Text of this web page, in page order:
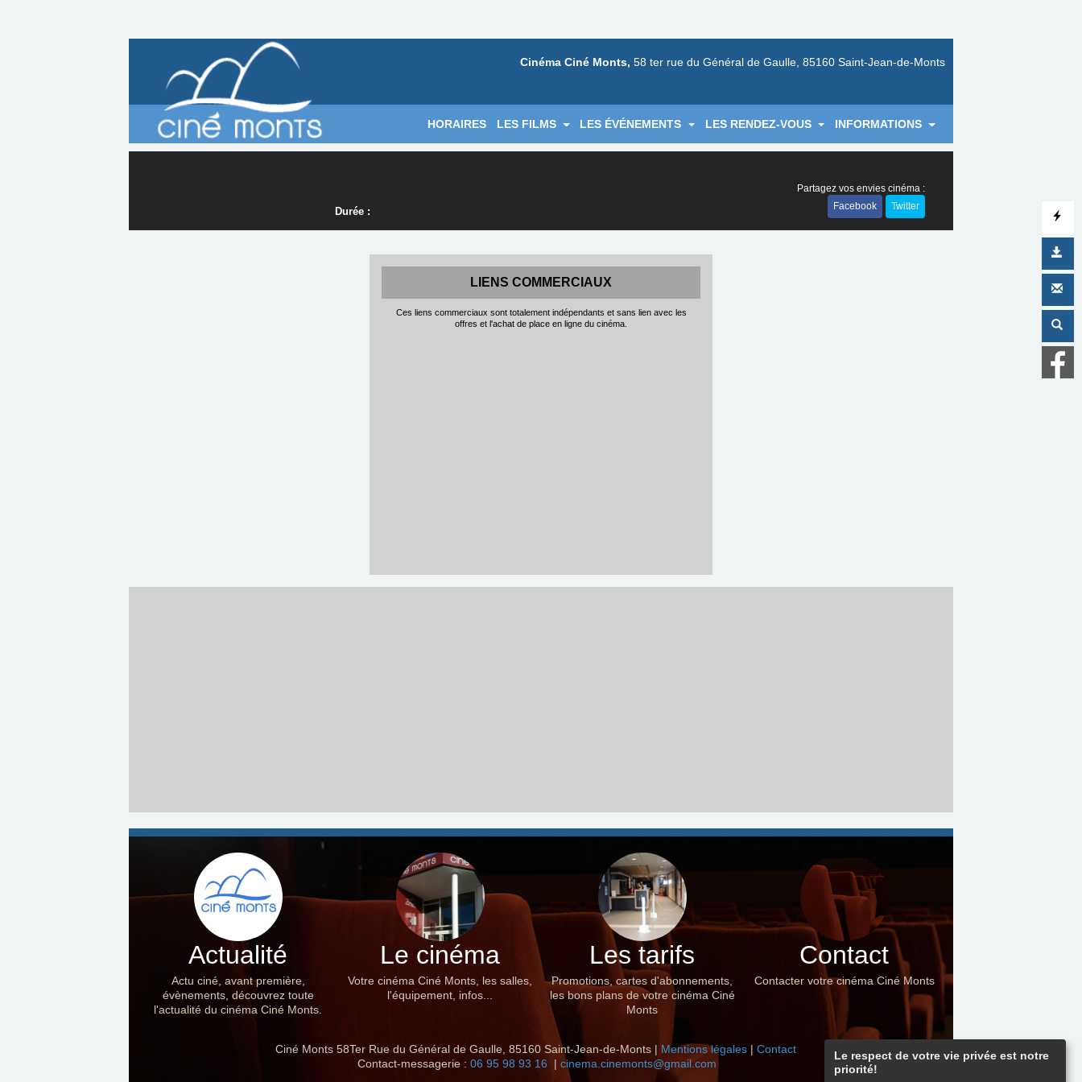
Le respect de votre vie privée est notre
priorité!
HORAIRES LES FILMS LES ÉVÉNEMENTS LES RENDEZ-VOUS INFORMATIONS
Cinéma Ciné Monts, 58 ter rue du Général de Gaulle, 85160 Saint-Jean-de-Monts
Durée :
Partagez vos envies cinéma :
Facebook
Twitter
LIENS COMMERCIAUX
Ces liens commerciaux sont totalement indépendants et sans lien avec les
offres et l'achat de place en ligne du cinéma.
Actualité
Actu ciné, avant première,
évènements, découvrez toute
l'actualité du cinéma Ciné Monts.
Le cinéma
Votre cinéma Ciné Monts, les salles,
l'équipement, infos...
Les tarifs
Promotions, cartes d'abonnements,
les bons plans de votre cinéma Ciné
Monts
Contact
Contacter votre cinéma Ciné Monts
Ciné Monts 58Ter Rue du Général de Gaulle, 85160 Saint-Jean-de-Monts | Mentions légales| Contact
Contact-messagerie : 06 95 98 93 16 | cinema.cinemonts@gmail.com